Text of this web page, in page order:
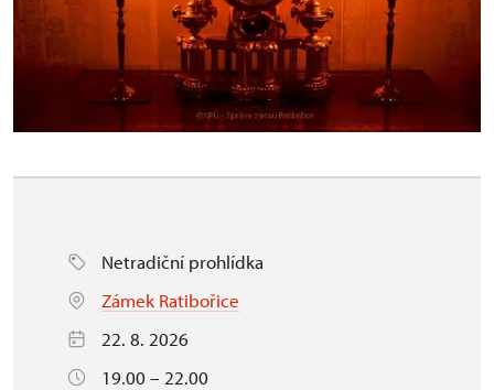
Netradiční prohlídka
Zámek Ratibořice
22. 8. 2026
19.00 – 22.00